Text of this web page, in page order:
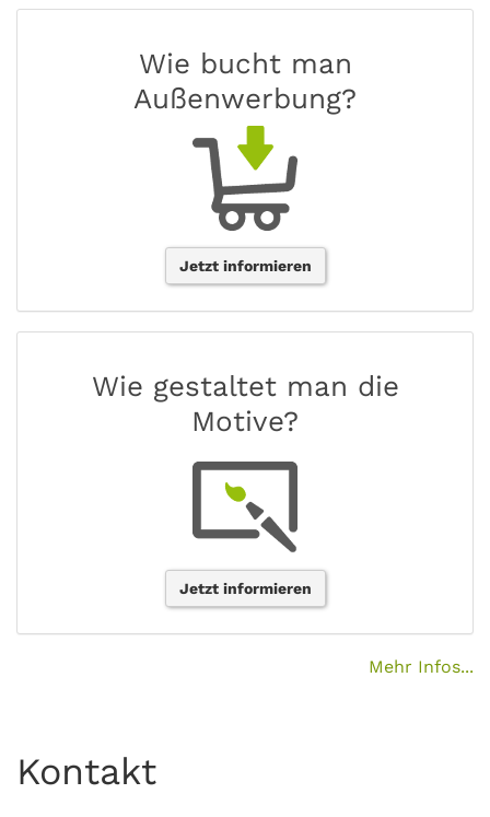
Wie bucht man
Außenwerbung?
Jetzt informieren
Wie gestaltet man die
Motive?
Jetzt informieren
Mehr Infos...
Kontakt